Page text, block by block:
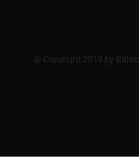
© Copyright 2019 by